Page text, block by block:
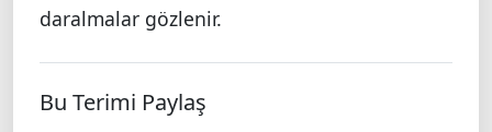
daralmalar gözlenir.
Bu Terimi Paylaş